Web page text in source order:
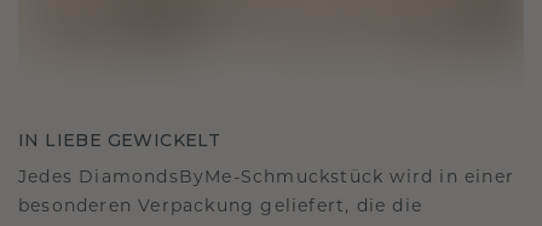
IN LIEBE GEWICKELT
Jedes DiamondsByMe-Schmuckstück wird in einer
besonderen Verpackung geliefert, die die